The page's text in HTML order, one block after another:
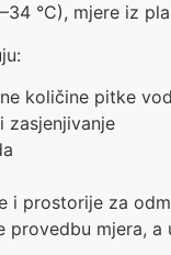
°C), mjere iz
količine pitke
zasjenjivanje
i prostorije za
provedbu mjera,